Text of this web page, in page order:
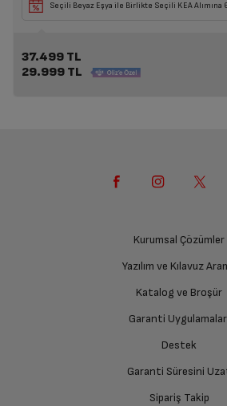
Seçili Beyaz Eşya ile Birlikte Seçili KEA Alımına
37.499 TL
29.999 TL
Kurumsal Çözümler
Yazılım ve Kılavuz
Katalog ve Broşür
Garanti
Destek
Garanti Süresini
Sipariş Takip